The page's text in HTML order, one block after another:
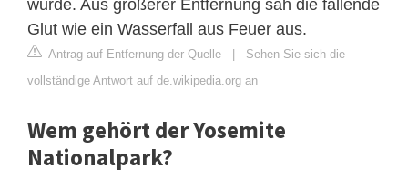
wurde. Aus größerer Entfernung sah die fallende
Glut wie ein Wasserfall aus Feuer aus.
Antrag auf Entfernung der Quelle | Sehen Sie sich die
vollständige Antwort auf de.wikipedia.org an
Wem gehört der Yosemite
Nationalpark?